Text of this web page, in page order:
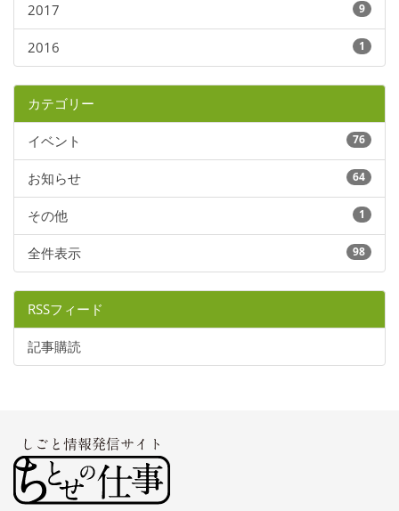
2017 9
2016 1
カテゴリー
イベント 76
お知らせ 64
その他 1
全件表示 98
RSSフィード
記事購読